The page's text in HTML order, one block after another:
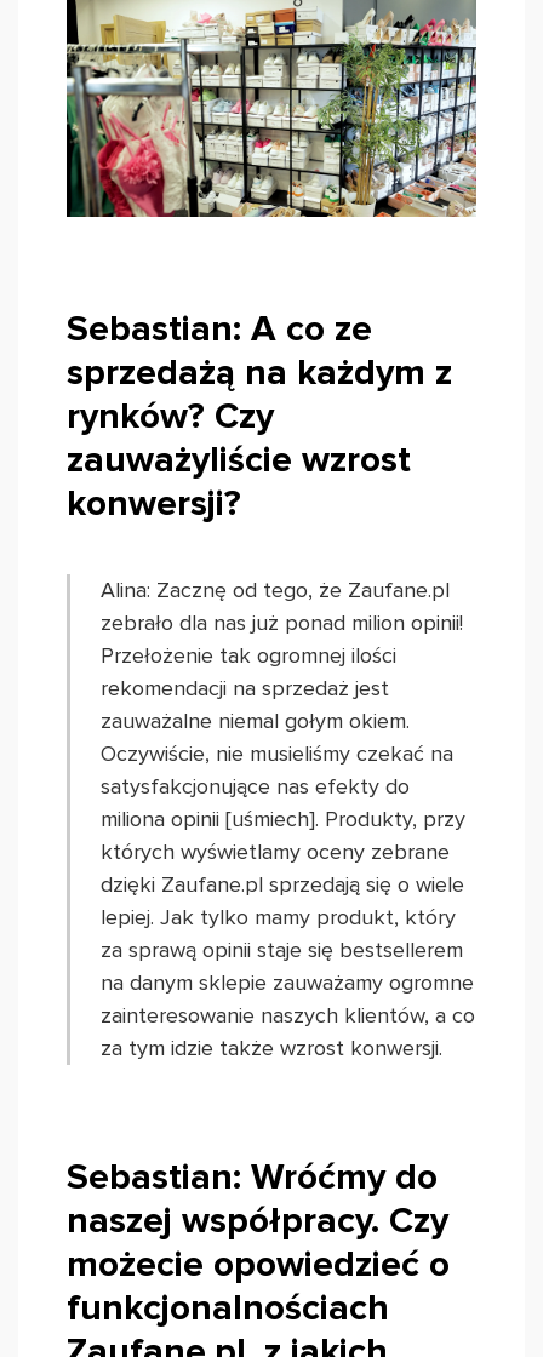
Sebastian: A co ze
sprzedażą na każdym z
rynków? Czy
zauważyliście wzrost
konwersji?
Alina: Zacznę od tego, że Zaufane.pl
zebrało dla nas już ponad milion opinii!
Przełożenie tak ogromnej ilości
rekomendacji na sprzedaż jest
zauważalne niemal gołym okiem.
Oczywiście, nie musieliśmy czekać na
satysfakcjonujące nas efekty do
miliona opinii [uśmiech]. Produkty, przy
których wyświetlamy oceny zebrane
dzięki Zaufane.pl sprzedają się o wiele
lepiej. Jak tylko mamy produkt, który
za sprawą opinii staje się bestsellerem
na danym sklepie zauważamy ogromne
zainteresowanie naszych klientów, a co
za tym idzie także wzrost konwersji.
Sebastian: Wróćmy do
naszej współpracy. Czy
możecie opowiedzieć o
funkcjonalnościach